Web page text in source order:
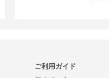
ご利用ガイド